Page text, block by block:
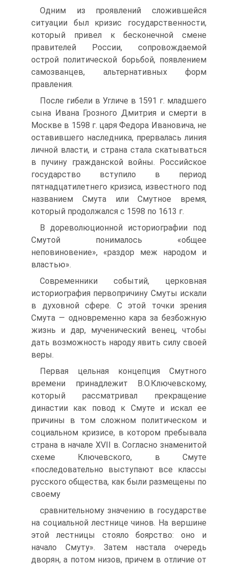
Одним из проявлений сложившейся
ситуации был кризис государ­ственности,
который привел к бесконечной смене
правителей России, сопровождаемой
острой политической борьбой, появлением
самозван­цев, альтернативных форм
правления.
После гибели в Угличе в 1591 г. младшего
сына Ивана Грозного Дмитрия и смерти в
Москве в 1598 г. царя Федора Ивановича, не
ос­тавившего наследника, прервалась линия
личной власти, и страна стала скатываться
в пучину гражданской войны. Российское
государство всту­пило в период
пятнадцатилетнего кризиса, известного под
названием Смута или Смутное время,
который продолжался с 1598 по 1613 г.
В дореволюционной историографии под
Смутой понималось «общее
неповиновение», «раздор меж народом и
властью».
Современники событий, церковная
историография первопричину Смуты искали
в духовной сфере. С этой точки зрения
Смута — одно­временно кара за безбожную
жизнь и дар, мученический венец, чтобы
дать возможность народу явить силу своей
веры.
Первая цельная концепция Смутного
времени принадлежит В.О.Ключевскому,
который рассматривал прекращение
династии как повод к Смуте и искал ее
причины в том сложном политическом и
социальном кризисе, в котором пребывала
страна в начале XVII в. Со­гласно знаменитой
схеме Ключевского, в Смуте
«последовательно вы­ступают все классы
русского общества, как были размещены по
своему
сравнительному значению в государстве
на социальной лестнице чинов. На вершине
этой лестницы стояло боярство: оно и
начало Смуту». Затем настала очередь
дворян, а потом низов, причем в отличие от